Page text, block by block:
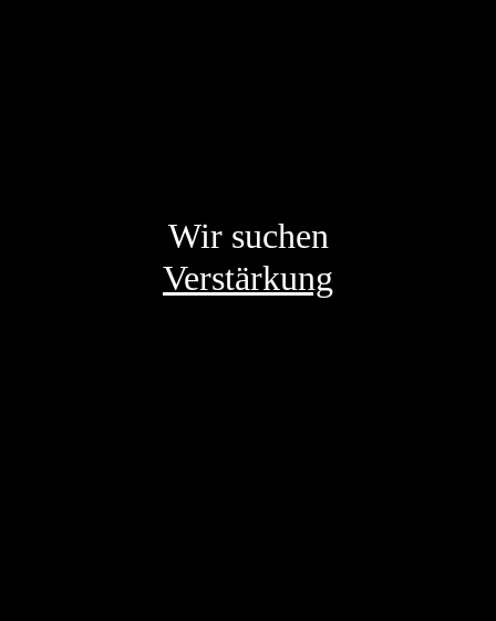
Wir suchen
Verstärkung